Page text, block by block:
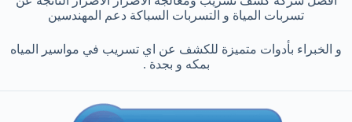
تسربات المياة و التسربات السباكة دعم المهندسين
و الخبراء بأدوات متميزة للكشف عن اي تسريب في مواسير المياه
بمكه و بجدة .